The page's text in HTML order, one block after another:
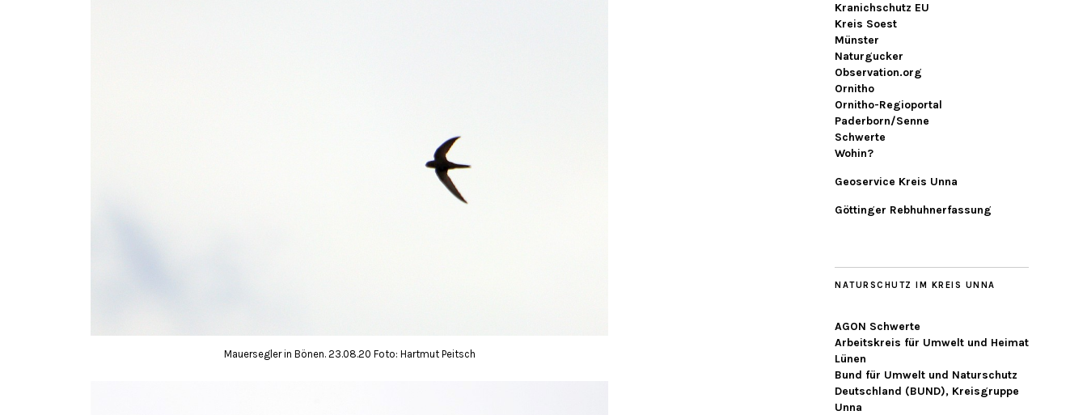
Mauersegler in Bönen. 23.08.20 Foto: Hartmut Peitsch
Kranichschutz EU
Kreis Soest
Münster
Naturgucker
Observation.org
Ornitho
Ornitho-Regioportal
Paderborn/Senne
Schwerte
Wohin?
Geoservice Kreis Unna
Göttinger Rebhuhnerfassung
NATURSCHUTZ IM KREIS UNNA
AGON Schwerte
Arbeitskreis für Umwelt und Heimat
Lünen
Bund für Umwelt und Naturschutz
Deutschland (BUND), Kreisgruppe
Unna